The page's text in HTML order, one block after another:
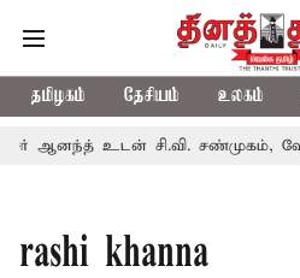
தமிழகம் தேசியம் உலகம்
ஆனந்த் உடன் சி.வி. சண்முகம்,
rashi khanna